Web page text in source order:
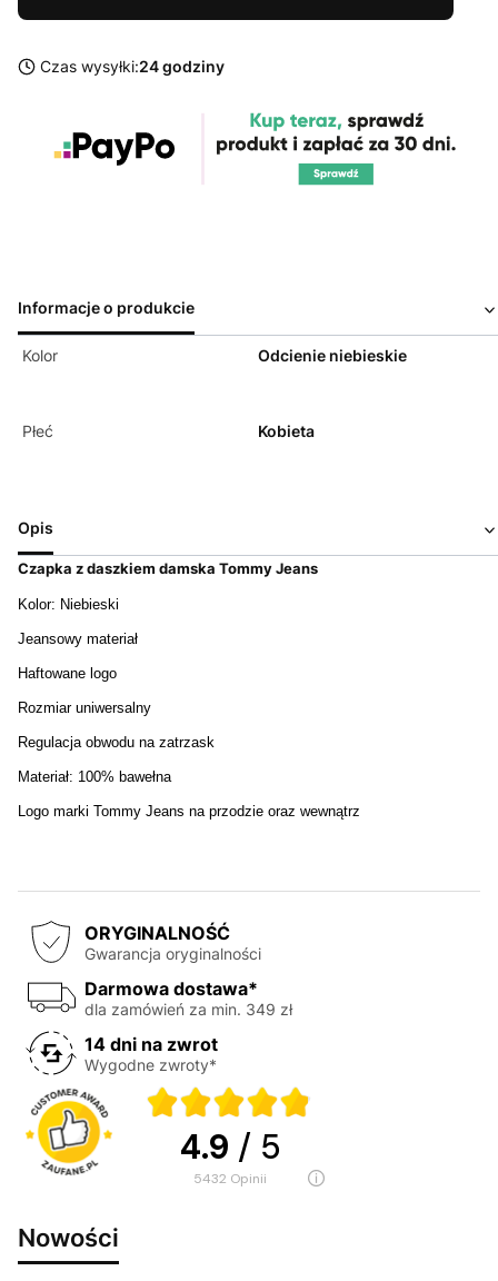
Czas wysyłki:24 godziny
Informacje o produkcie
Kolor Odcienie niebieskie
Płeć Kobieta
Opis
Czapka z daszkiem damska Tommy Jeans
Kolor: Niebieski
Jeansowy materiał
Haftowane logo
Rozmiar uniwersalny
Regulacja obwodu na zatrzask
Materiał: 100% bawełna
Logo marki Tommy Jeans na przodzie oraz wewnątrz
ORYGINALNOŚĆ
Gwarancja oryginalności
Darmowa dostawa*
dla zamówień za min. 349 zł
14 dni na zwrot
Wygodne zwroty*
4.9 / 5
5432 opinii
Nowości